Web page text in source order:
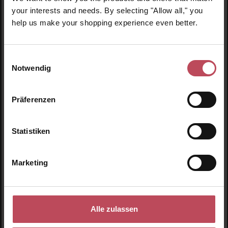
your interests and needs. By selecting "Allow all," you
help us make your shopping experience even better.
Notwendig
Präferenzen
Statistiken
Marketing
Alle zulassen
Neu
NUDIES Blush Stick – Picante
Blush